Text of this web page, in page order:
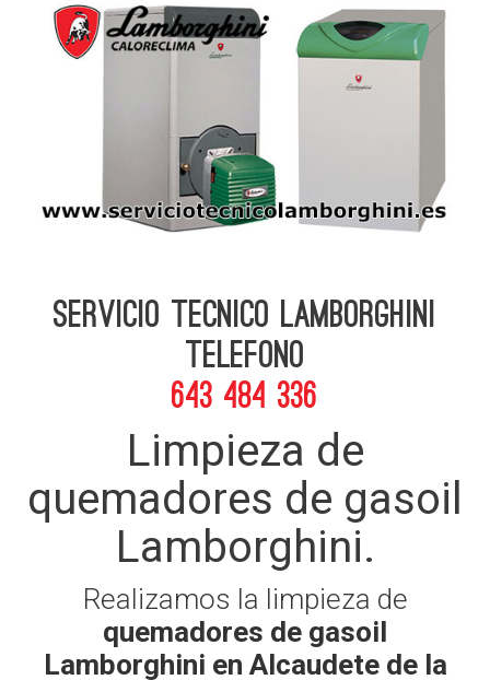
Servicio Tecnico Lamborghini
telefono
643 484 336
Limpieza de
quemadores de gasoil
Lamborghini.
Realizamos la limpieza de
quemadores de gasoil
Lamborghini en Alcaudete de la